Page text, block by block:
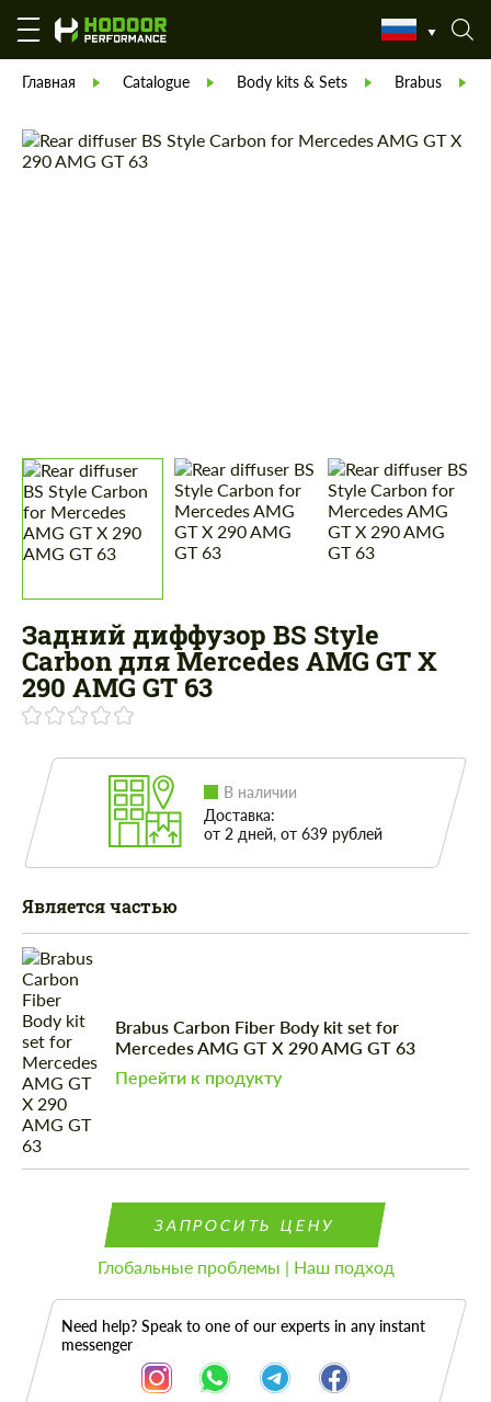
Главная Catalogue Body kits & Sets Brabus
Задний диффузор BS Style
Carbon для Mercedes AMG GT X
290 AMG GT 63
В наличии
Доставка:
от 2 дней, от 639 рублей
Является частью
Brabus Carbon Fiber Body kit set for
Mercedes AMG GT X 290 AMG GT 63
Перейти к продукту
ЗАПРОСИТЬ ЦЕНУ
Глобальные проблемы | Наш подход
Need help? Speak to one of our experts in any instant
messenger